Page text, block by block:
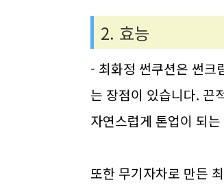
2. 효능
- 최화정 썬쿠션은 썬크
는 장점이 있습니다. 끈
자연스럽게 톤업이 되
또한 무기자차로 만든